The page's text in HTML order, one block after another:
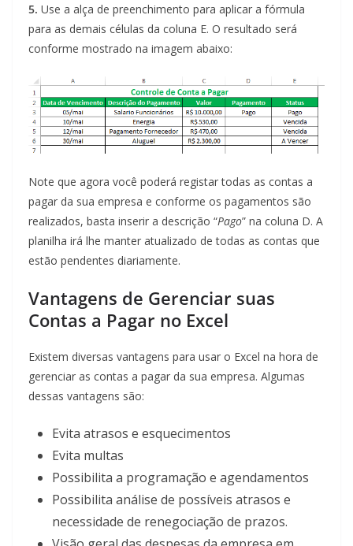
5. Use a alça de preenchimento para aplicar a fórmula
para as demais células da coluna E. O resultado será
conforme mostrado na imagem abaixo:
Note que agora você poderá registar todas as contas a
pagar da sua empresa e conforme os pagamentos são
realizados, basta inserir a descrição “Pago” na coluna D. A
planilha irá lhe manter atualizado de todas as contas que
estão pendentes diariamente.
Vantagens de Gerenciar suas
Contas a Pagar no Excel
Existem diversas vantagens para usar o Excel na hora de
gerenciar as contas a pagar da sua empresa. Algumas
dessas vantagens são:
Evita atrasos e esquecimentos
Evita multas
Possibilita a programação e agendamentos
Possibilita análise de possíveis atrasos e
necessidade de renegociação de prazos.